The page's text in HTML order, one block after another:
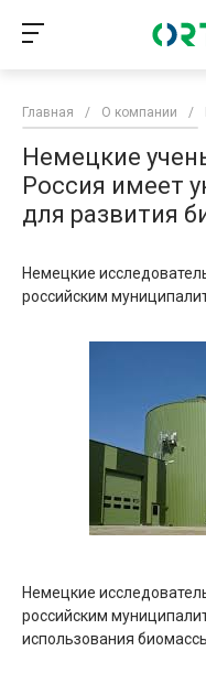
Главная / О компании /
Немецкие
Россия имеет
для развития
Немецкие
российским
Немецкие
российским
использования